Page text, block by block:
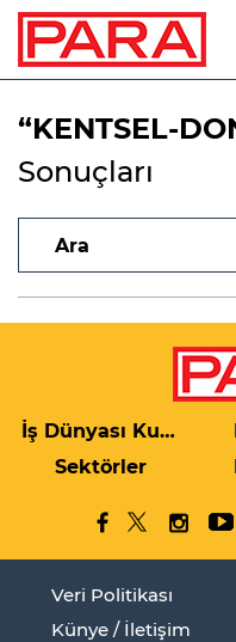
“KENTSEL-
Sonuçları
İş Dünyası Kulis
Sektörler
Veri Politikası
Künye / İletişim